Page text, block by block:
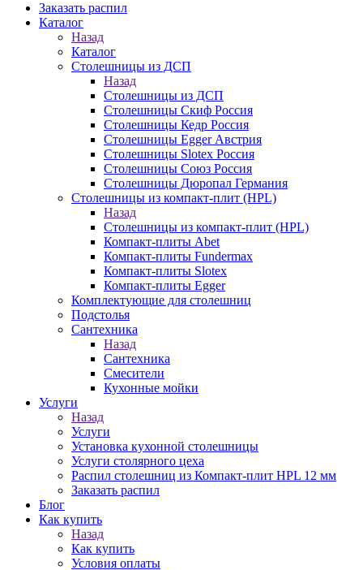
Заказать распил
Каталог
Назад
Каталог
Столешницы из ДСП
Назад
Столешницы из ДСП
Столешницы Скиф Россия
Столешницы Кедр Россия
Столешницы Egger Австрия
Столешницы Slotex Россия
Столешницы Союз Россия
Столешницы Дюропал Германия
Столешницы из компакт-плит (HPL)
Назад
Столешницы из компакт-плит (HPL)
Компакт-плиты Abet
Компакт-плиты Fundermax
Компакт-плиты Slotex
Компакт-плиты Egger
Комплектующие для столешниц
Подстолья
Сантехника
Назад
Сантехника
Смесители
Кухонные мойки
Услуги
Назад
Услуги
Установка кухонной столешницы
Услуги столярного цеха
Распил столешниц из Компакт-плит HPL 12 мм
Заказать распил
Блог
Как купить
Назад
Как купить
Условия оплаты